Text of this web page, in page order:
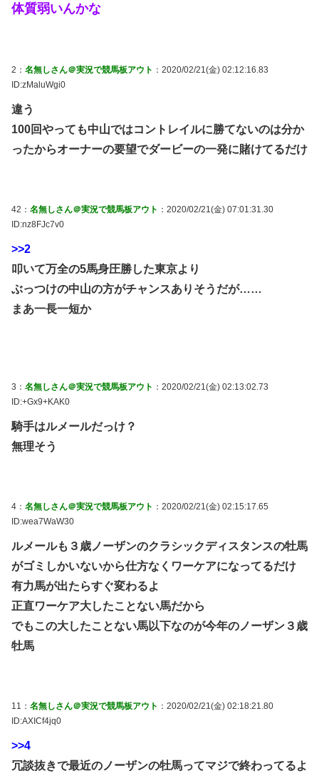
体質弱いんかな
2： 名無しさん＠実況で競馬板アウト ：2020/02/21(金) 02:12:16.83
ID:zMaluWgi0
違う
100回やっても中山ではコントレイルに勝てないのは分か
ったからオーナーの要望でダービーの一発に賭けてるだけ
42： 名無しさん＠実況で競馬板アウト ：2020/02/21(金) 07:01:31.30
ID:nz8FJc7v0
>>2
叩いて万全の5馬身圧勝した東京より
ぶっつけの中山の方がチャンスありそうだが……
まあ一長一短か
3： 名無しさん＠実況で競馬板アウト ：2020/02/21(金) 02:13:02.73
ID:+Gx9+KAK0
騎手はルメールだっけ？
無理そう
4： 名無しさん＠実況で競馬板アウト ：2020/02/21(金) 02:15:17.65
ID:wea7WaW30
ルメールも３歳ノーザンのクラシックディスタンスの牡馬
がゴミしかいないから仕方なくワーケアになってるだけ
有力馬が出たらすぐ変わるよ
正直ワーケア大したことない馬だから
でもこの大したことない馬以下なのが今年のノーザン３歳
牡馬
11： 名無しさん＠実況で競馬板アウト ：2020/02/21(金) 02:18:21.80
ID:AXICf4jq0
>>4
冗談抜きで最近のノーザンの牡馬ってマジで終わってるよ